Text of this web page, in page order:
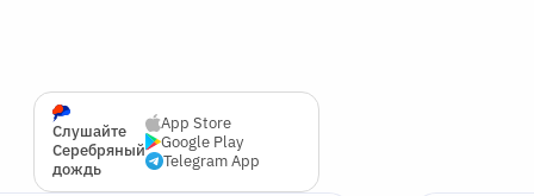
Слушайте
Серебряный
дождь
App Store
Google Play
Telegram App